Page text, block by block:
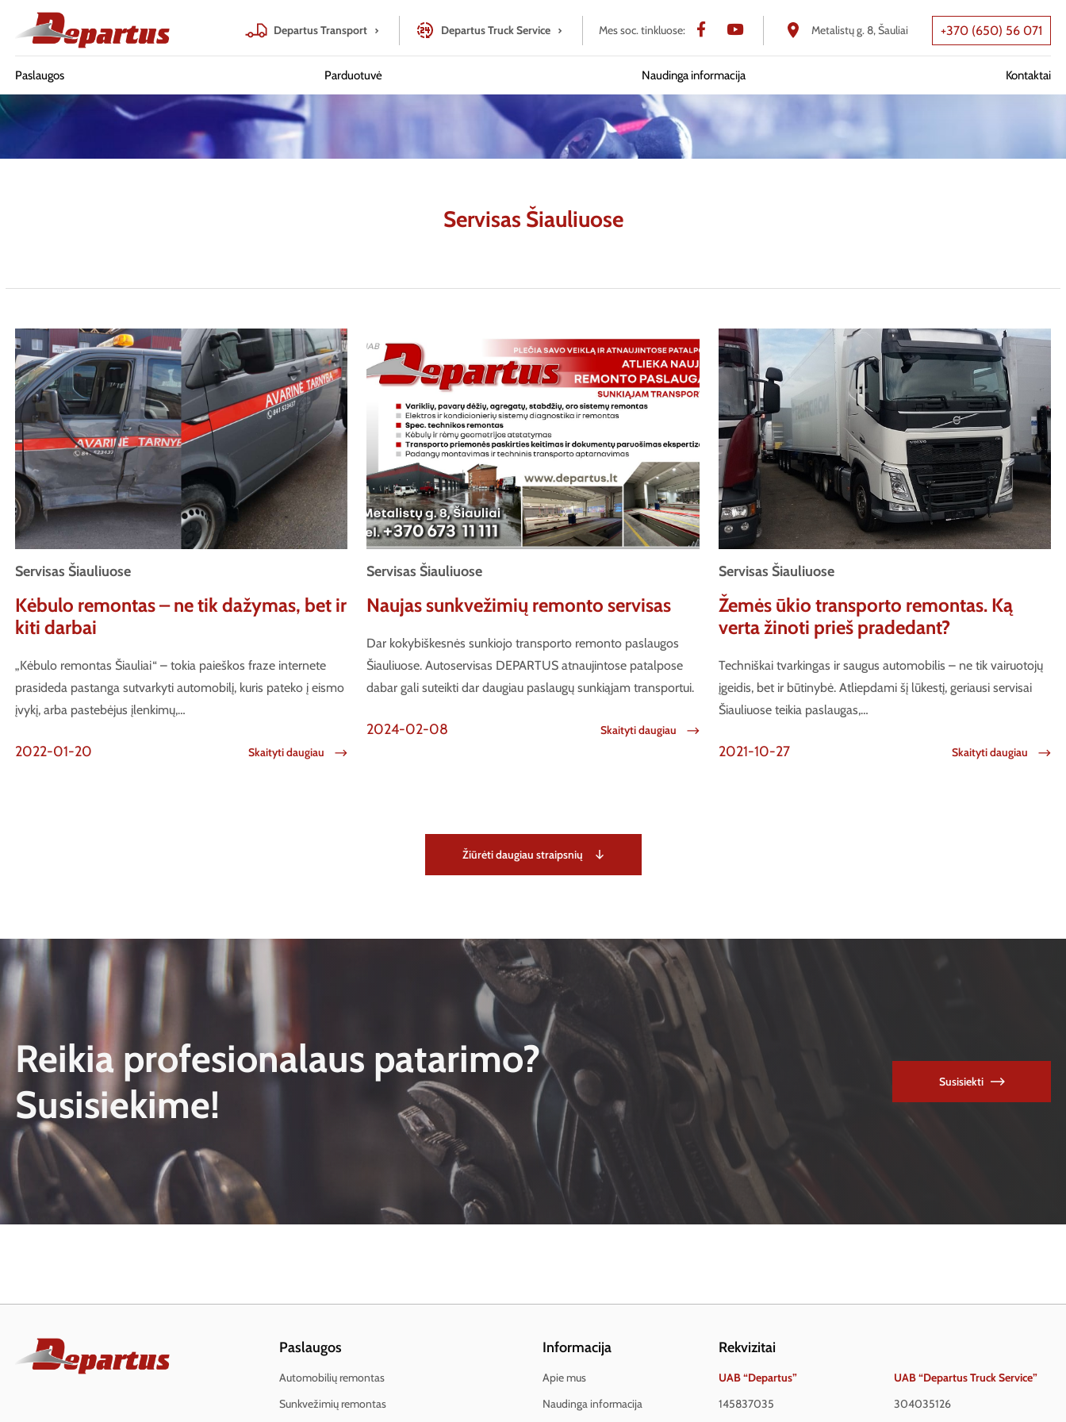
Paslaugos
Automobilių remontas
Sunkvežimių remontas
Departus Transport Departus Truck Service Mes soc. tinkluose: Metalistų g. 8, Šauliai +370 (650) 56 071
Paslaugos Parduotuvė Naudinga informacija Kontaktai
Servisas Šiauliuose
Servisas Šiauliuose
Kėbulo remontas – ne tik dažymas, bet ir
kiti darbai
„Kėbulo remontas Šiauliai“ – tokia paieškos fraze internete
prasideda pastanga sutvarkyti automobilį, kuris pateko į eismo
įvykį, arba pastebėjus įlenkimų,…
2022-01-20 Skaityti daugiau
Servisas Šiauliuose
Naujas sunkvežimių remonto servisas
Dar kokybiškesnės sunkiojo transporto remonto paslaugos
Šiauliuose. Autoservisas DEPARTUS atnaujintose patalpose
dabar gali suteikti dar daugiau paslaugų sunkiąjam transportui.
2024-02-08 Skaityti daugiau
Servisas Šiauliuose
Žemės ūkio transporto remontas. Ką
verta žinoti prieš pradedant?
Techniškai tvarkingas ir saugus automobilis – ne tik vairuotojų
įgeidis, bet ir būtinybė. Atliepdami šį lūkestį, geriausi servisai
Šiauliuose teikia paslaugas,…
2021-10-27 Skaityti daugiau
Žiūrėti daugiau straipsnių
Reikia profesionalaus patarimo?
Susisiekime!
Susisiekti
Paslaugos
Automobilių remontas
Sunkvežimių remontas
Informacija
Apie mus
Naudinga informacija
Rekvizitai
UAB “Departus”
145837035
UAB “Departus Truck Service”
304035126